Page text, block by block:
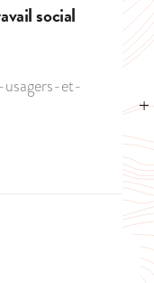
social
et-